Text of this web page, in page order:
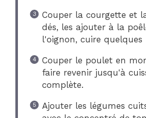
Couper la courgette et
dés, les ajouter à la
l'oignon, cuire quelques
Couper le poulet en
faire revenir jusqu'à
complète.
Ajouter les légumes